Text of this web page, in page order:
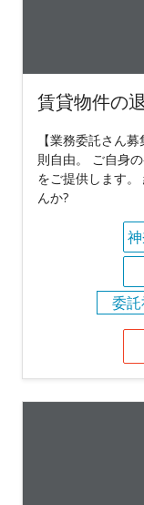
賃貸物件の
【業務委託さん
則自由。 ご自身
をご提供します
んか?
委